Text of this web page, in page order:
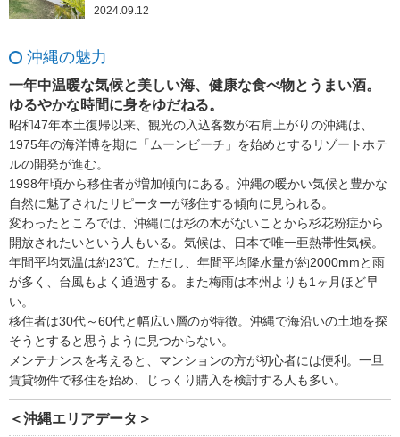
2024.09.12
沖縄の魅力
一年中温暖な気候と美しい海、健康な食べ物とうまい酒。
ゆるやかな時間に身をゆだねる。
昭和47年本土復帰以来、観光の入込客数が右肩上がりの沖縄は、
1975年の海洋博を期に「ムーンビーチ」を始めとするリゾートホテ
ルの開発が進む。
1998年頃から移住者が増加傾向にある。沖縄の暖かい気候と豊かな
自然に魅了されたリピーターが移住する傾向に見られる。
変わったところでは、沖縄には杉の木がないことから杉花粉症から
開放されたいという人もいる。気候は、日本で唯一亜熱帯性気候。
年間平均気温は約23℃。ただし、年間平均降水量が約2000mmと雨
が多く、台風もよく通過する。また梅雨は本州よりも1ヶ月ほど早
い。
移住者は30代～60代と幅広い層のが特徴。沖縄で海沿いの土地を探
そうとすると思うように見つからない。
メンテナンスを考えると、マンションの方が初心者には便利。一旦
賃貸物件で移住を始め、じっくり購入を検討する人も多い。
＜沖縄エリアデータ＞